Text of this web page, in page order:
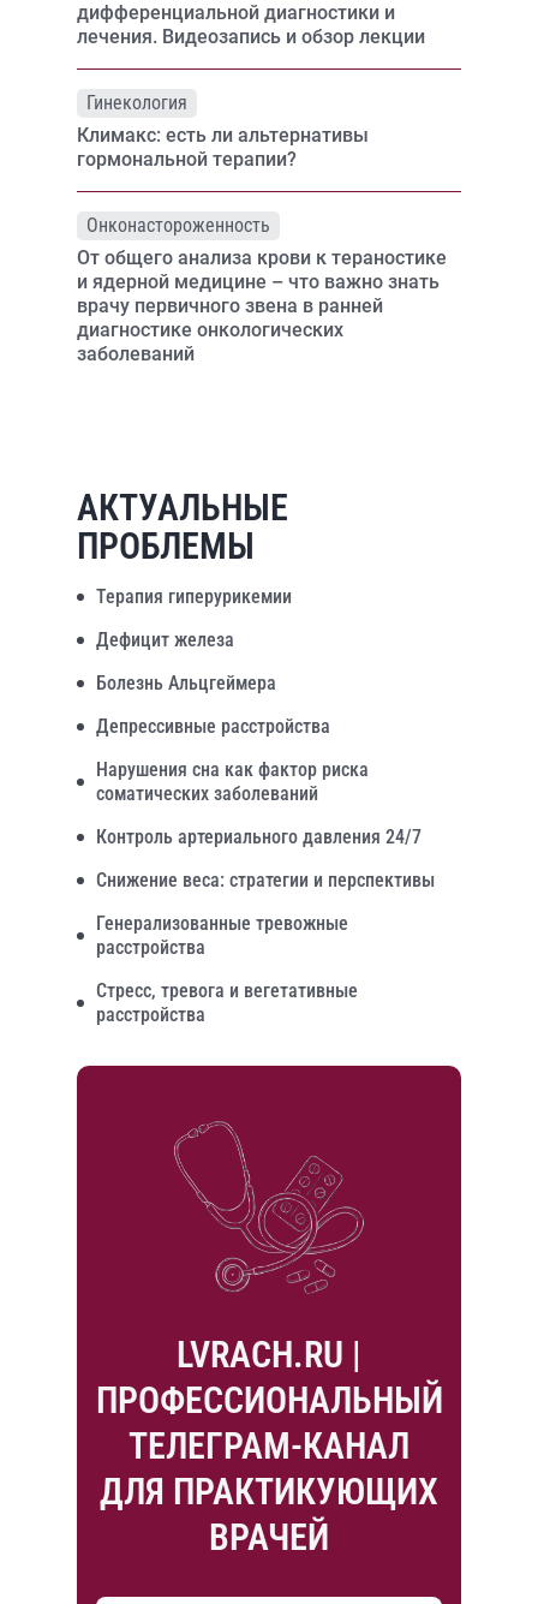
дифференциальной диагностики и
лечения. Видеозапись и обзор лекции
Гинекология
Климакс: есть ли альтернативы
гормональной терапии?
Онконастороженность
От общего анализа крови к тераностике
и ядерной медицине – что важно знать
врачу первичного звена в ранней
диагностике онкологических
заболеваний
АКТУАЛЬНЫЕ
ПРОБЛЕМЫ
Терапия гиперурикемии
Дефицит железа
Болезнь Альцгеймера
Депрессивные расстройства
Нарушения сна как фактор риска
соматических заболеваний
Контроль артериального давления 24/7
Снижение веса: стратегии и перспективы
Генерализованные тревожные
расстройства
Стресс, тревога и вегетативные
расстройства
LVRACH.RU |
ПРОФЕССИОНАЛЬНЫЙ
ТЕЛЕГРАМ-КАНАЛ
ДЛЯ ПРАКТИКУЮЩИХ
ВРАЧЕЙ